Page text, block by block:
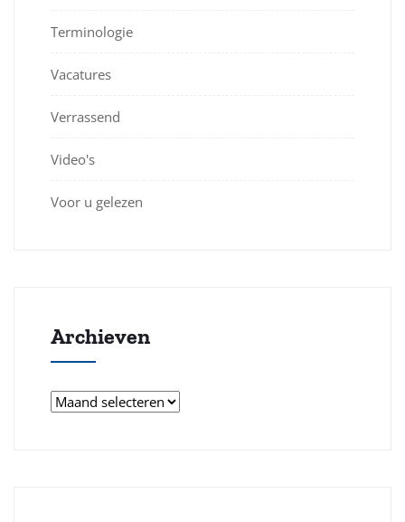
Terminologie
Vacatures
Verrassend
Video's
Voor u gelezen
Archieven
Archieven